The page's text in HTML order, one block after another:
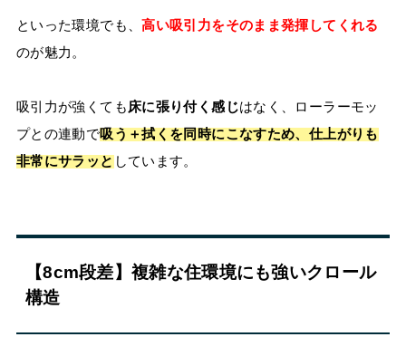
といった環境でも、高い吸引力をそのまま発揮してくれる
のが魅力。
吸引力が強くても 床に張り付く感じはなく、ローラーモッ
プとの連動で吸う＋拭くを同時にこなすため、仕上がりも
非常にサラッと しています。
【8cm段差】複雑な住環境にも強いクロール
構造